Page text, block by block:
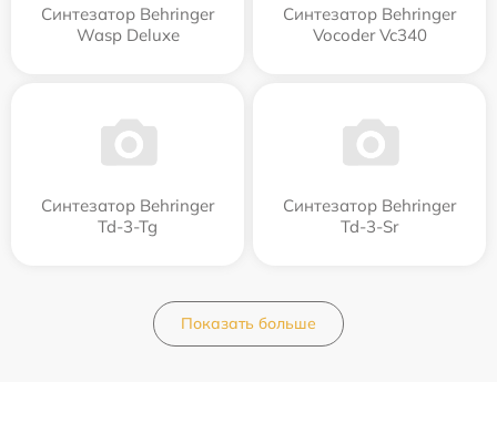
Синтезатор Behringer
Wasp Deluxe
Синтезатор Behringer
Vocoder Vc340
Синтезатор Behringer
Td-3-Tg
Синтезатор Behringer
Td-3-Sr
Показать больше